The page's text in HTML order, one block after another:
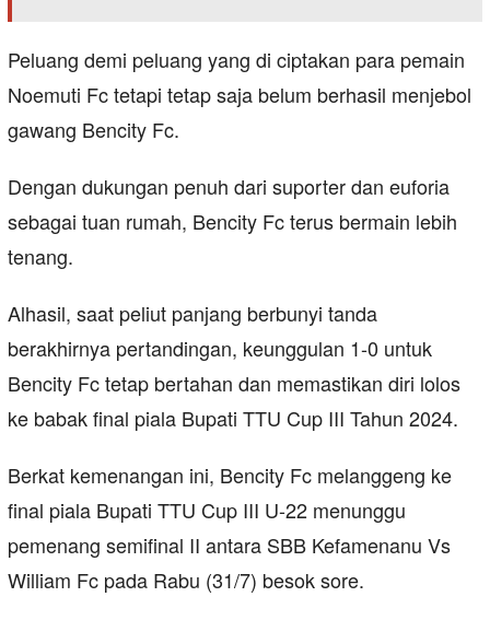
Peluang demi peluang yang di ciptakan para pemain
Noemuti Fc tetapi tetap saja belum berhasil menjebol
gawang Bencity Fc.
Dengan dukungan penuh dari suporter dan euforia
sebagai tuan rumah, Bencity Fc terus bermain lebih
tenang.
Alhasil, saat peliut panjang berbunyi tanda
berakhirnya pertandingan, keunggulan 1-0 untuk
Bencity Fc tetap bertahan dan memastikan diri lolos
ke babak final piala Bupati TTU Cup III Tahun 2024.
Berkat kemenangan ini, Bencity Fc melanggeng ke
final piala Bupati TTU Cup III U-22 menunggu
pemenang semifinal II antara SBB Kefamenanu Vs
William Fc pada Rabu (31/7) besok sore.